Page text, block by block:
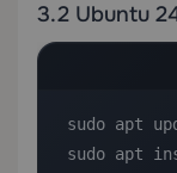
3.2 Ubuntu
sudo apt
sudo apt